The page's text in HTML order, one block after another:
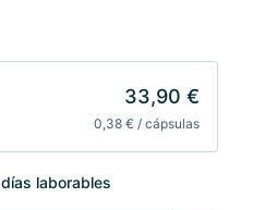
33,90 €
0,38 € / cápsulas
laborables